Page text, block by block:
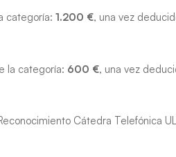
categoría: 1.200 €, una vez
la categoría: 600 €, una vez
Cátedra Telefónica